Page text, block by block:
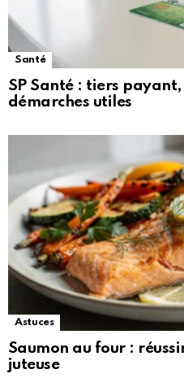
Santé
SP Santé : tiers
démarches utiles
Astuces
Saumon au four :
juteuse